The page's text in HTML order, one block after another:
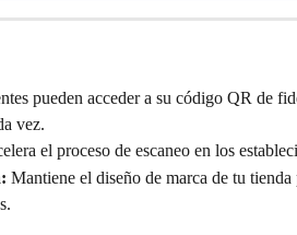
pueden acceder a su código QR de
vez.
el proceso de escaneo en los
Mantiene el diseño de marca de tu tienda